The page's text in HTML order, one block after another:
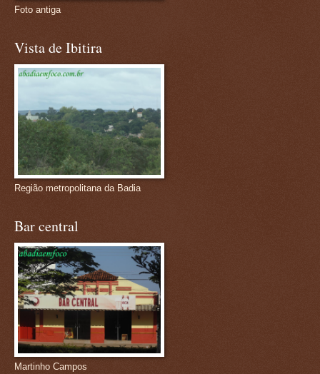
Foto antiga
Vista de Ibitira
Região metropolitana da Badia
Bar central
Martinho Campos